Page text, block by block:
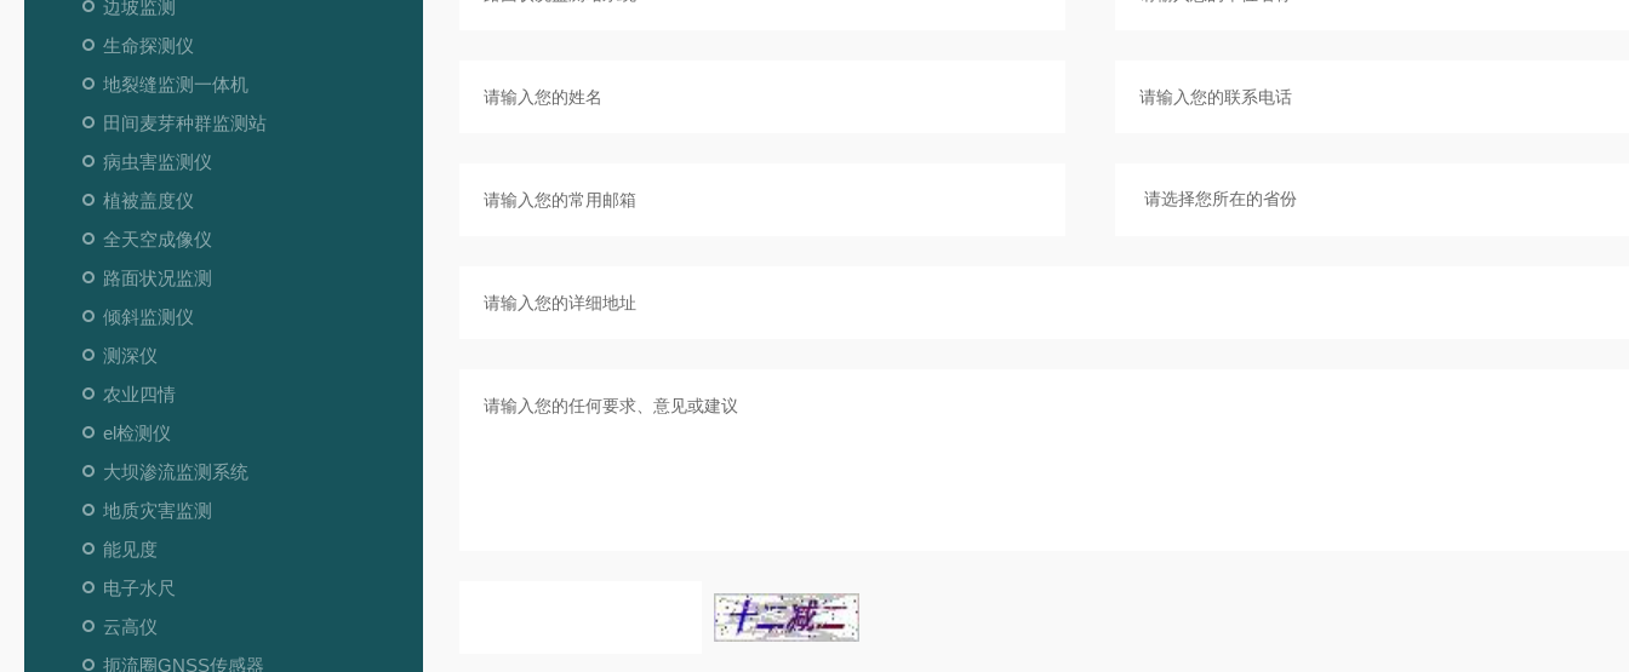
边坡监测
生命探测仪
地裂缝监测一体机
田间麦芽种群监测站
病虫害监测仪
植被盖度仪
全天空成像仪
路面状况监测
倾斜监测仪
测深仪
农业四情
el检测仪
大坝渗流监测系统
地质灾害监测
能见度
电子水尺
云高仪
扼流圈GNSS传感器